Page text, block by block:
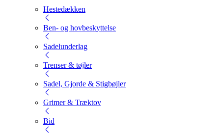
Hestedækken
Ben- og hovbeskyttelse
Sadelunderlag
Trenser & tøjler
Sadel, Gjorde & Stigbøjler
Grimer & Træktov
Bid